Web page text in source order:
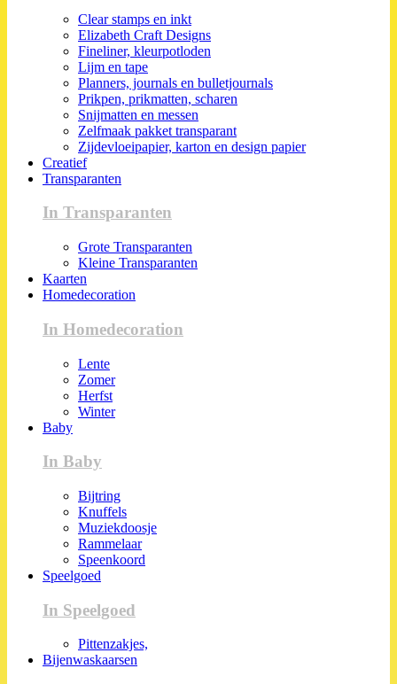
Clear stamps en inkt
Elizabeth Craft Designs
Fineliner, kleurpotloden
Lijm en tape
Planners, journals en bulletjournals
Prikpen, prikmatten, scharen
Snijmatten en messen
Zelfmaak pakket transparant
Zijdevloeipapier, karton en design papier
Creatief
Transparanten
In Transparanten
Grote Transparanten
Kleine Transparanten
Kaarten
Homedecoration
In Homedecoration
Lente
Zomer
Herfst
Winter
Baby
In Baby
Bijtring
Knuffels
Muziekdoosje
Rammelaar
Speenkoord
Speelgoed
In Speelgoed
Pittenzakjes,
Bijenwaskaarsen